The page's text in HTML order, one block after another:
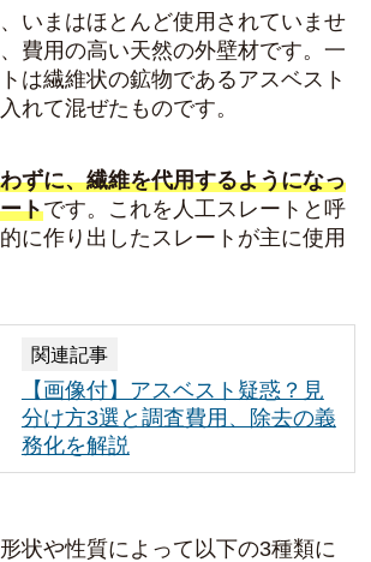
いまはほとんど使用されていませ
費用の高い天然の外壁材です。一
は繊維状の鉱物であるアスベスト
れて混ぜたものです。
ずに、繊維を代用するようになっ
トです。これを人工スレートと呼
に作り出したスレートが主に使用
関連記事
【画像付】アスベスト疑惑？見
分け方3選と調査費用、除去の義
務化を解説
状や性質によって以下の3種類に